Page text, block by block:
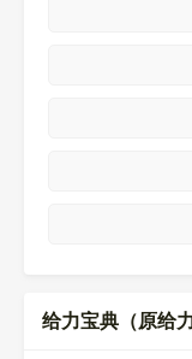
给力宝典（原给